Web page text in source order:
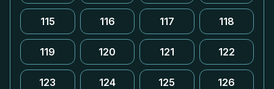
115 116 117 118
119 120 121 122
123 124 125 126